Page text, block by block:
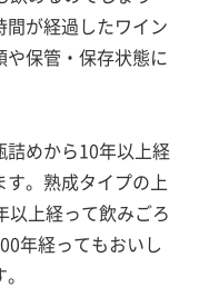
間が経過したワイン
や保管・保存状態に
詰めから10年以上経
す。熟成タイプの上
以上経って飲みごろ
年経ってもおいし